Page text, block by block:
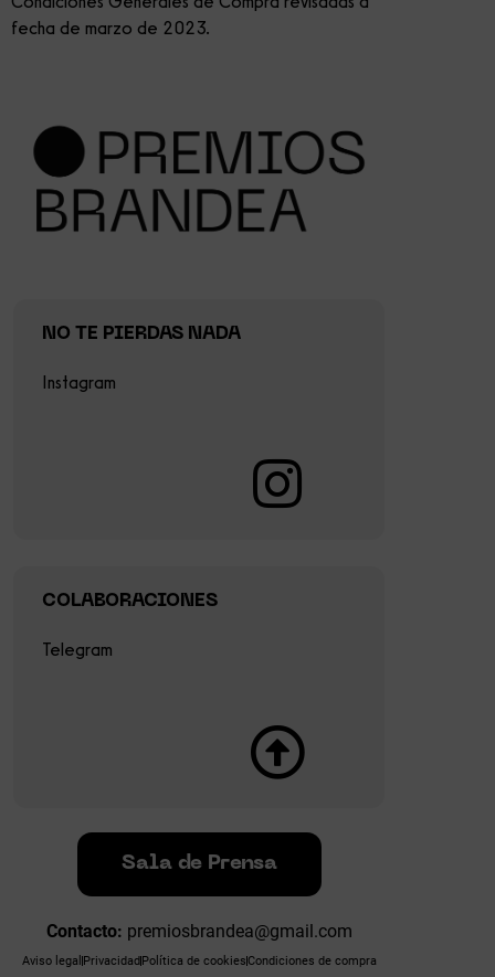
fecha de marzo de 2023.
NO TE PIERDAS NADA
Instagram
COLABORACIONES
Telegram
Sala de Prensa
Contacto: premiosbrandea@gmail.com
Aviso legal PrivacidadPolítica de cookiesCondiciones de compra